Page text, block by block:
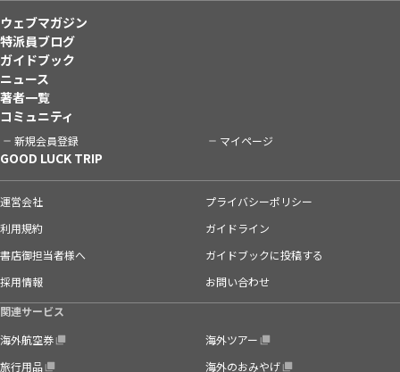
ウェブマガジン
特派員ブログ
ガイドブック
ニュース
著者一覧
コミュニティ
新規会員登録 マイページ
GOOD LUCK TRIP
運営会社
プライバシーポリシー
利用規約
ガイドライン
書店御担当者様へ
ガイドブックに投稿する
採用情報
お問い合わせ
関連サービス
海外航空券
海外ツアー
旅行用品
海外のおみやげ